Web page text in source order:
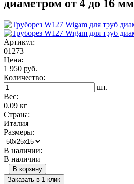
диаметром от 4 до 16 мм
Артикул:
01273
Цена:
1 950 руб.
Количество:
шт.
Вес:
0.09 кг.
Страна:
Италия
Размеры:
В наличии:
В наличии
В корзину
Заказать в 1 клик